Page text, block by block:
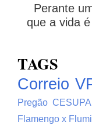
Perante
que a vida
TAGS
Correio
Pregão CESUPA
Flamengo x